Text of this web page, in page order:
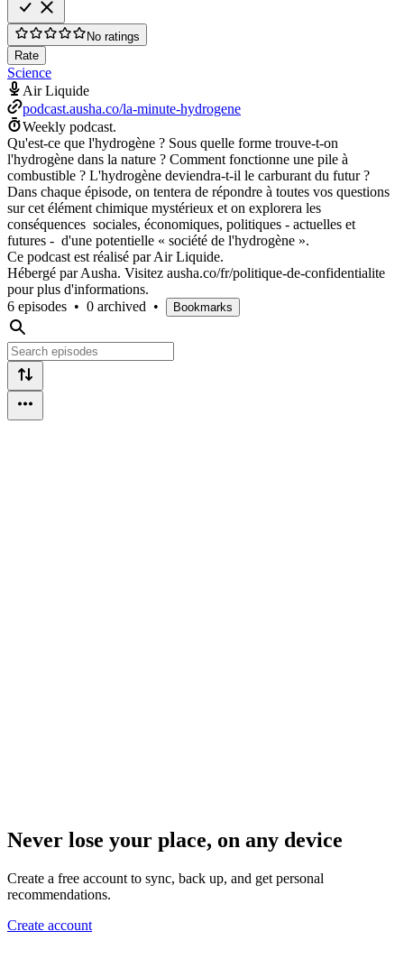
No ratings
Rate
Science
Air Liquide
podcast.ausha.co/la-minute-hydrogene
Weekly podcast.
Qu'est-ce que l'hydrogène ? Sous quelle forme trouve-t-on
l'hydrogène dans la nature ? Comment fonctionne une pile à
combustible ? L'hydrogène deviendra-t-il le carburant du futur ?
Dans chaque épisode, on tentera de répondre à toutes vos questions
sur cet élément chimique mystérieux et on explorera les
conséquences sociales, économiques, politiques - actuelles et
futures - d'une potentielle « société de l'hydrogène ».
Ce podcast est réalisé par Air Liquide.
Hébergé par Ausha. Visitez ausha.co/fr/politique-de-confidentialite
pour plus d'informations.
6 episodes • 0 archived • Bookmarks
Never lose your place, on any device
Create a free account to sync, back up, and get personal
recommendations.
Create account